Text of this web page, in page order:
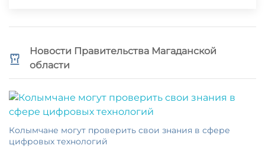
Новости Правительства Магаданской
области
Колымчане могут проверить свои знания в сфере
цифровых технологий